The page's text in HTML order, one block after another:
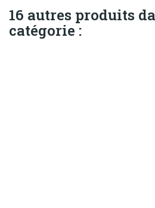
16 autres produits
catégorie :